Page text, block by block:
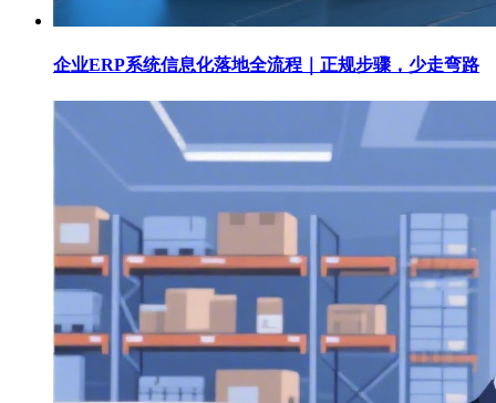
企业ERP系统信息化落地全流程｜正规步骤，少走弯路